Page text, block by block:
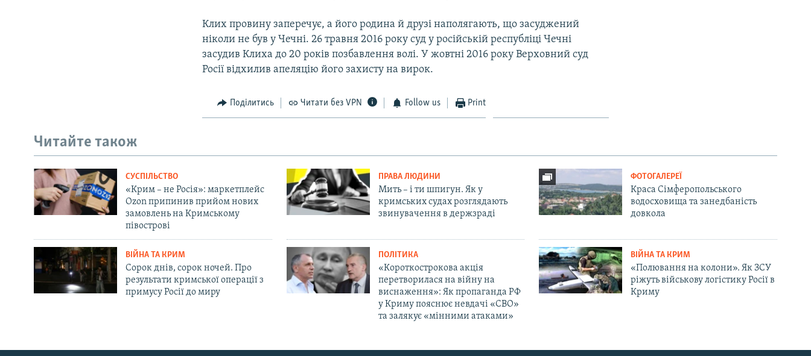
Русский
Клих провину заперечує, а його родина й друзі наполягають, що засуджений
ніколи не був у Чечні. 26 травня 2016 року суд у російській республіці Чечні
засудив Клиха до 20 років позбавлення волі. У жовтні 2016 року Верховний суд
Росії відхилив апеляцію його захисту на вирок.
Поділитись Читати без VPN Follow us Print
Читайте також
СУСПІЛЬСТВО
«Крим – не Росія»: маркетплейс
Ozon припинив прийом нових
замовлень на Кримському
півострові
ПРАВА ЛЮДИНИ
Мить – і ти шпигун. Як у
кримських судах розглядають
звинувачення в держзраді
ФОТОГАЛЕРЕЇ
Краса Сімферопольського
водосховища та занедбаність
довкола
ВІЙНА ТА КРИМ
Сорок днів, сорок ночей. Про
результати кримської операції з
примусу Росії до миру
ПОЛІТИКА
«Короткострокова акція
перетворилася на війну на
виснаження»: Як пропаганда РФ
у Криму пояснює невдачі «СВО»
та залякує «мінними атаками»
ВІЙНА ТА КРИМ
«Полювання на колони». Як ЗСУ
ріжуть військову логістику Росії в
Криму